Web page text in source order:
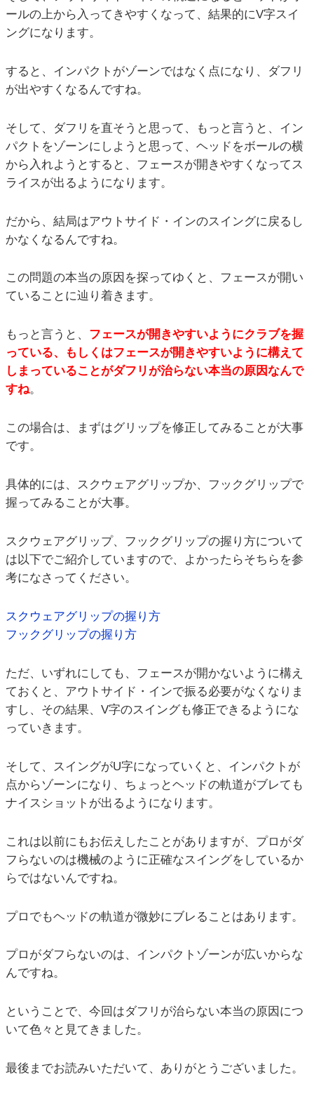
ールの上から入ってきやすくなって、結果的にV字スイ
ングになります。
すると、インパクトがゾーンではなく点になり、ダフリ
が出やすくなるんですね。
そして、ダフリを直そうと思って、もっと言うと、イン
パクトをゾーンにしようと思って、ヘッドをボールの横
から入れようとすると、フェースが開きやすくなってス
ライスが出るようになります。
だから、結局はアウトサイド・インのスイングに戻るし
かなくなるんですね。
この問題の本当の原因を探ってゆくと、フェースが開い
ていることに辿り着きます。
もっと言うと、 フェースが開きやすいようにクラブを握
っている、もしくはフェースが開きやすいように構えて
しまっていることがダフリが治らない本当の原因なんで
すね。
この場合は、まずはグリップを修正してみることが大事
です。
具体的には、スクウェアグリップか、フックグリップで
握ってみることが大事。
スクウェアグリップ、フックグリップの握り方について
は以下でご紹介していますので、よかったらそちらを参
考になさってください。
スクウェアグリップの握り方
フックグリップの握り方
ただ、いずれにしても、フェースが開かないように構え
ておくと、アウトサイド・インで振る必要がなくなりま
すし、その結果、V字のスイングも修正できるようにな
っていきます。
そして、スイングがU字になっていくと、インパクトが
点からゾーンになり、ちょっとヘッドの軌道がブレても
ナイスショットが出るようになります。
これは以前にもお伝えしたことがありますが、プロがダ
フらないのは機械のように正確なスイングをしているか
らではないんですね。
プロでもヘッドの軌道が微妙にブレることはあります。
プロがダフらないのは、インパクトゾーンが広いからな
んですね。
ということで、今回はダフリが治らない本当の原因につ
いて色々と見てきました。
最後までお読みいただいて、ありがとうございました。